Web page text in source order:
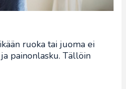
ruoka tai juoma ei
painonlasku. Tällöin